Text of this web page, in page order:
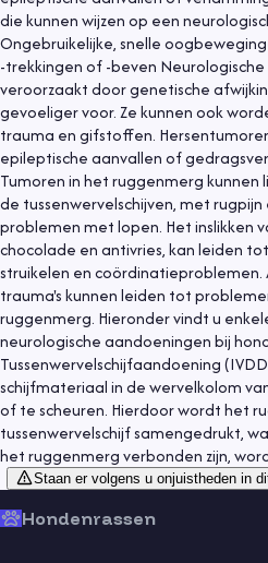
die kunnen wijzen op een
Ongebruikelijke, snelle
-trekkingen of -beven
veroorzaakt door genetische
gevoeliger voor. Ze kunnen ook
trauma en gifstoffen.
epileptische aanvallen of
Tumoren in het ruggenmerg
de tussenwervelschijven, met
problemen met lopen. Het inslikken
chocolade en antivries, kan leiden
struikelen en
trauma's kunnen leiden tot
ruggenmerg. Hieronder vindt u
neurologische aandoeningen bij
Tussenwervelschijfaandoening
schijfmateriaal in de wervelkolom
of te scheuren. Hierdoor wordt het
tussenwervelschijf samengedrukt,
het ruggenmerg verbonden zijn,
Staan er volgens u onjuistheden in
Hondenrassen